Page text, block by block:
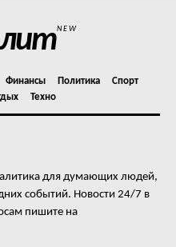
NEW
Финансы Политика
Спорт
Техно
для думающих людей,
событий. Новости 24/7 в
пишите на